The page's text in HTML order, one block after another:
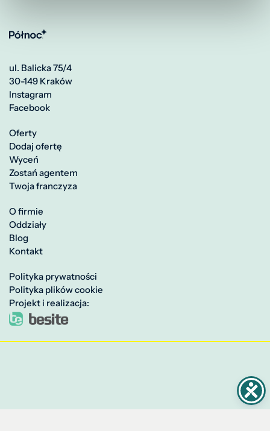
ul. Balicka 75/4
30-149 Kraków
Instagram
Facebook
Oferty
Dodaj ofertę
Wyceń
Zostań agentem
Twoja franczyza
O firmie
Oddziały
Blog
Kontakt
Polityka prywatności
Polityka plików cookie
Projekt i realizacja: